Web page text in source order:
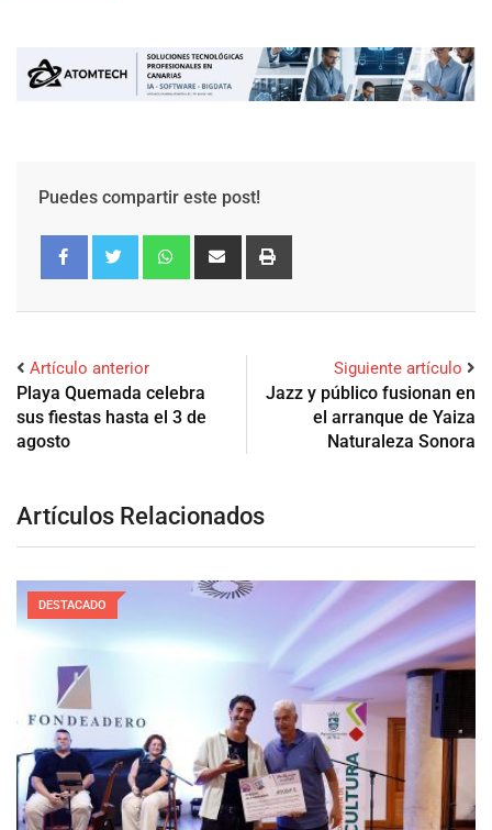
Puedes compartir este post!
Artículo anterior
Playa Quemada celebra
sus fiestas hasta el 3 de
agosto
Siguiente artículo
Jazz y público fusionan en
el arranque de Yaiza
Naturaleza Sonora
Artículos Relacionados
DESTACADO